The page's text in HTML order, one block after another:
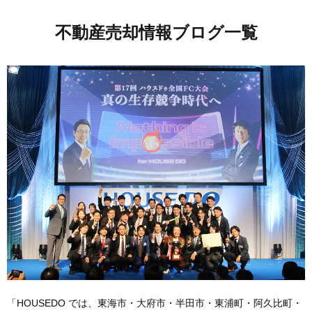
不動産売却情報ブログ一覧
「HOUSEDO では、東海市・大府市・半田市・東浦町・阿久比町・